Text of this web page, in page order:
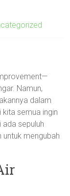
Namun,
dalam
kita semua ingin
ada sepuluh
mengubah